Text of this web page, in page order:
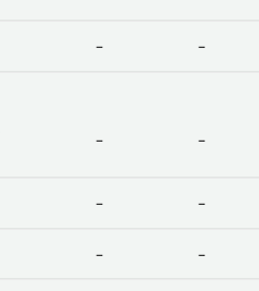
- -
- -
- -
- -